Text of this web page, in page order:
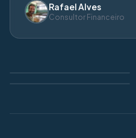
Rafael Alves
Consultor Financeiro